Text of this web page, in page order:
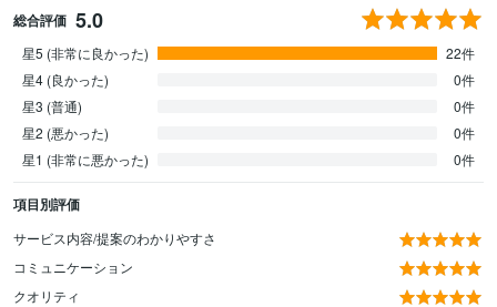
総合評価 5.0
星5 (非常に良かった)
22件
星4 (良かった)
0件
星3 (普通)
0件
星2 (悪かった)
0件
星1 (非常に悪かった)
0件
項目別評価
サービス内容/提案のわかりやすさ
コミュニケーション
クオリティ